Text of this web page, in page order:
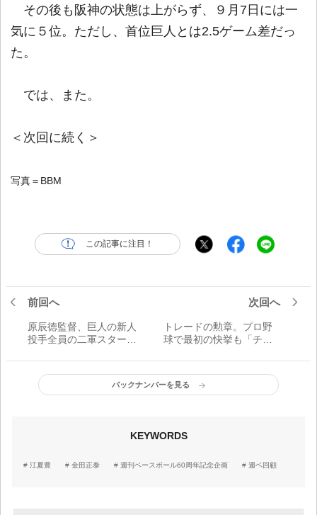
その後も阪神の状態は上がらず、９月7日には一
気に５位。ただし、首位巨人とは2.5ゲーム差だっ
た。
では、また。
＜次回に続く＞
写真＝BBM
この記事に注目！
前回へ
原辰徳監督、巨人の新人
投手全員の二軍スタート
んですけど／川口和久
WEBコラム
次回へ
トレードの勲章。プロ野
球で最初の快挙も「チー
としていた右腕は？【プ
ロ野球はみだし録】
バックナンバーを見る
KEYWORDS
江夏豊 金田正泰 週刊ベースボール60周年記念企画 週ベ回顧